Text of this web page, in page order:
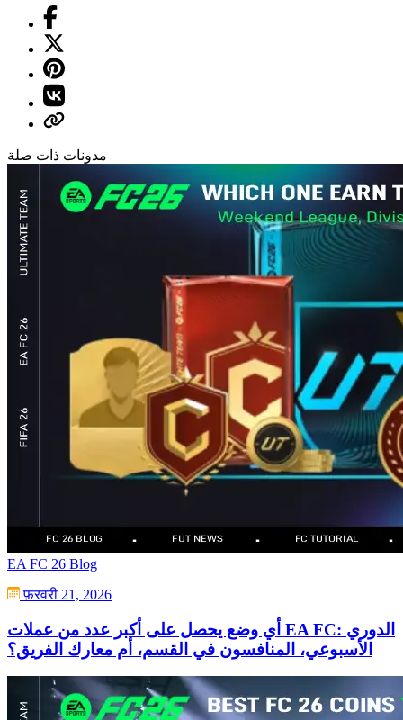
مدونات ذات صلة
EA FC 26 Blog
फ़रवरी 21, 2026
أي وضع يحصل على أكبر عدد من عملات EA FC: الدوري
الأسبوعي، المنافسون في القسم، أم معارك الفريق؟